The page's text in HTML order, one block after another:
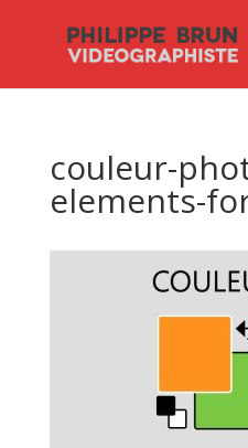
couleur-
elements-